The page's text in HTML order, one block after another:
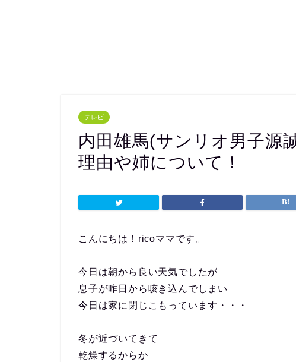
テレビ
内田雄馬(サンリオ男子源
理由や姉について！
こんにちは！ricoママです。
今日は朝から良い天気でしたが
息子が昨日から咳き込んでしまい
今日は家に閉じこもっています・・・
冬が近づいてきて
乾燥するからか